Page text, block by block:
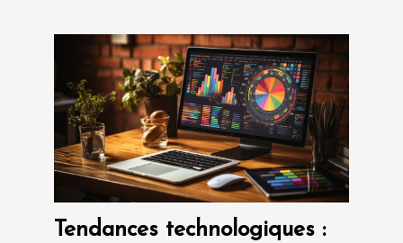
Tendances technologiques :